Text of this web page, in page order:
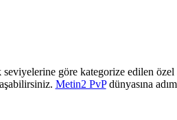
seviyelerine göre kategorize edilen
Metin2 PvPdünyasına